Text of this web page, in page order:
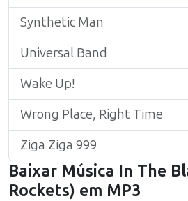
Synthetic Man
Universal Band
Wake Up!
Wrong Place, Right Time
Ziga Ziga 999
Baixar Música In The
Rockets) em MP3